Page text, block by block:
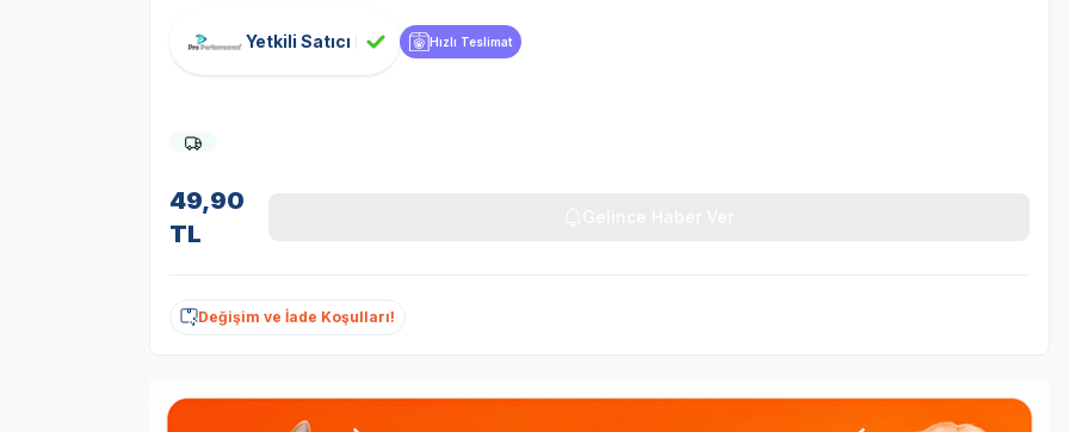
Yetkili Satıcı Hızlı Teslimat
49,90
TL
Değişim ve İade Koşulları!